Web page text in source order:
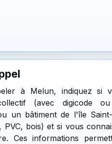
à Melun, indiquez si
(avec digicode
un bâtiment de l'île
PVC, bois) et si vous
Ces informations